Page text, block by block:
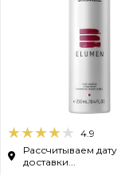
4.9
Рассчитываем дату
доставки...